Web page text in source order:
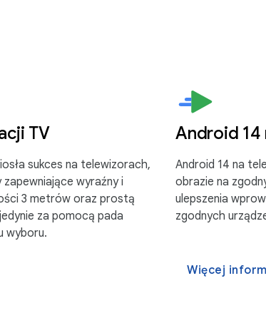
TV
sukces na telewizorach,
zapewniające wyraźny i
3 metrów oraz prostą
za pomocą pada
wyboru.
Android
Android 14 na
obrazie na
ulepszenia
zgodnych
Więcej